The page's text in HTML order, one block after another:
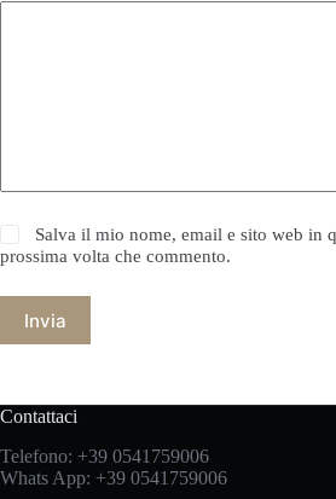
Salva il mio nome, email e sito web in
prossima volta che commento.
Invia
Contattaci
Telefono: +39 0541759006
Whats App: +39 0541759006